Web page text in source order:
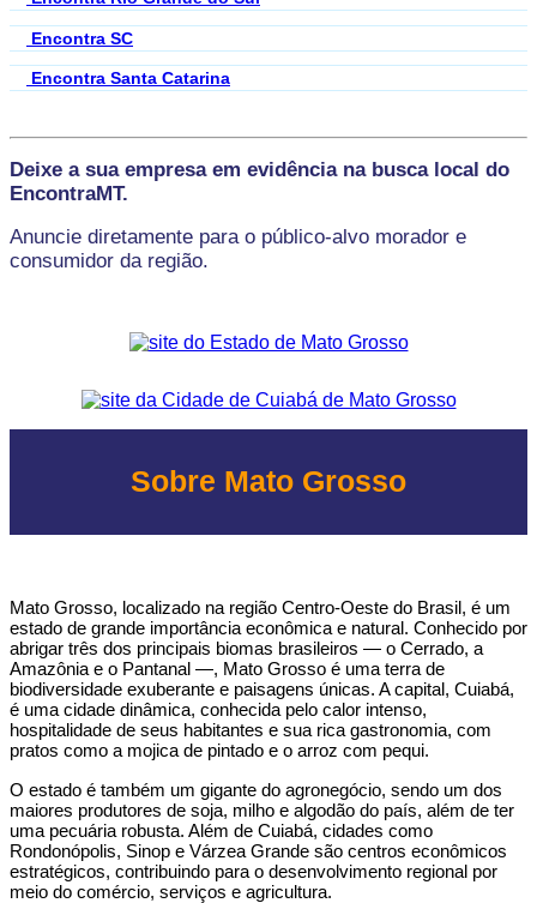
Encontra SC
Encontra Santa Catarina
Deixe a sua empresa em evidência na busca local do
EncontraMT.
Anuncie diretamente para o público-alvo morador e
consumidor da região.
Sobre Mato Grosso
Mato Grosso, localizado na região Centro-Oeste do Brasil, é um
estado de grande importância econômica e natural. Conhecido por
abrigar três dos principais biomas brasileiros — o Cerrado, a
Amazônia e o Pantanal —, Mato Grosso é uma terra de
biodiversidade exuberante e paisagens únicas. A capital, Cuiabá,
é uma cidade dinâmica, conhecida pelo calor intenso,
hospitalidade de seus habitantes e sua rica gastronomia, com
pratos como a mojica de pintado e o arroz com pequi.
O estado é também um gigante do agronegócio, sendo um dos
maiores produtores de soja, milho e algodão do país, além de ter
uma pecuária robusta. Além de Cuiabá, cidades como
Rondonópolis, Sinop e Várzea Grande são centros econômicos
estratégicos, contribuindo para o desenvolvimento regional por
meio do comércio, serviços e agricultura.